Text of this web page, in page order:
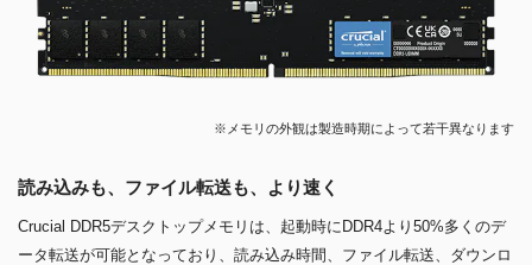
※メモリの外観は製造時期によって若干異なります
読み込みも、ファイル転送も、より速く
Crucial DDR5デスクトップメモリは、起動時にDDR4より50%多くのデ
ータ転送が可能となっており、読み込み時間、ファイル転送、ダウンロ